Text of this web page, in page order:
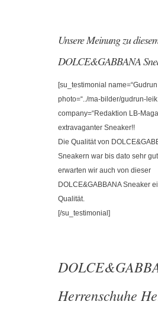
Unsere Meinung zu
DOLCE&GABBANA
[su_testimonial
photo=“../ma-bilder/gudrun-
company=“Redaktion LB-
extravaganter Sneaker!!
Die Qualität von
Sneakern war bis dato sehr
erwarten wir auch von dieser
DOLCE&GABBANA Sneaker
Qualität.
[/su_testimonial]
Herrenschuhe